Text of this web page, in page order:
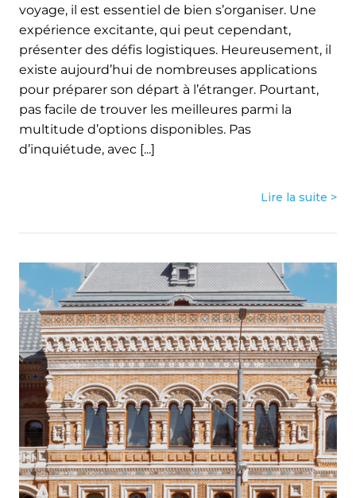
voyage, il est essentiel de bien s’organiser. Une
expérience excitante, qui peut cependant,
présenter des défis logistiques. Heureusement, il
existe aujourd’hui de nombreuses applications
pour préparer son départ à l’étranger. Pourtant,
pas facile de trouver les meilleures parmi la
multitude d’options disponibles. Pas
d’inquiétude, avec [...]
Lire la suite >